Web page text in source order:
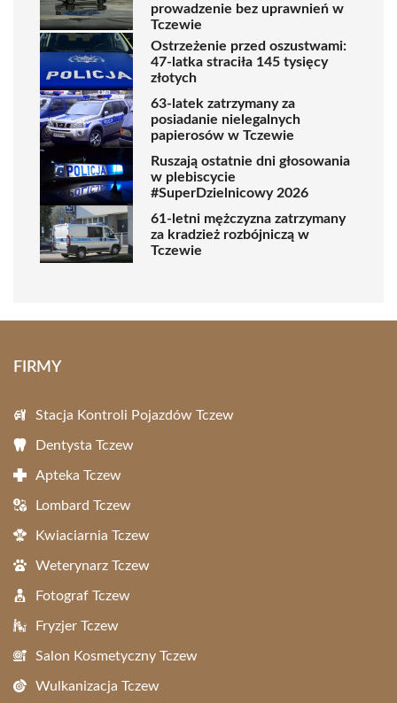
prowadzenie bez uprawnień w
Tczewie
Ostrzeżenie przed oszustwami:
47-latka straciła 145 tysięcy
złotych
63-latek zatrzymany za
posiadanie nielegalnych
papierosów w Tczewie
Ruszają ostatnie dni głosowania
w plebiscycie
#SuperDzielnicowy 2026
61-letni mężczyzna zatrzymany
za kradzież rozbójniczą w
Tczewie
FIRMY
Stacja Kontroli Pojazdów Tczew
Dentysta Tczew
Apteka Tczew
Lombard Tczew
Kwiaciarnia Tczew
Weterynarz Tczew
Fotograf Tczew
Fryzjer Tczew
Salon Kosmetyczny Tczew
Wulkanizacja Tczew